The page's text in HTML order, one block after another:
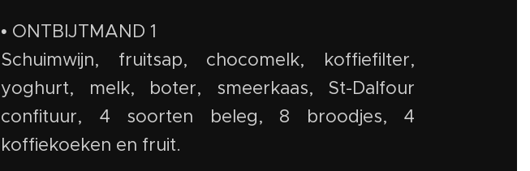
• ONTBIJTMAND 1
Schuimwijn, fruitsap, chocomelk, koffiefilter,
yoghurt, melk, boter, smeerkaas, St-Dalfour
confituur, 4 soorten beleg, 8 broodjes, 4
koffiekoeken en fruit.